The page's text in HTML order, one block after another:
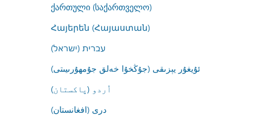
ქართული (საქართველო)
Հայերեն (Հայաստան)
עברית (ישראל)
ئۇيغۇر يېزىقى (جۇڭخۇا خەلق جۇمھۇرىيىتى)
اُردو (پاکستان)
درى (افغانستان)